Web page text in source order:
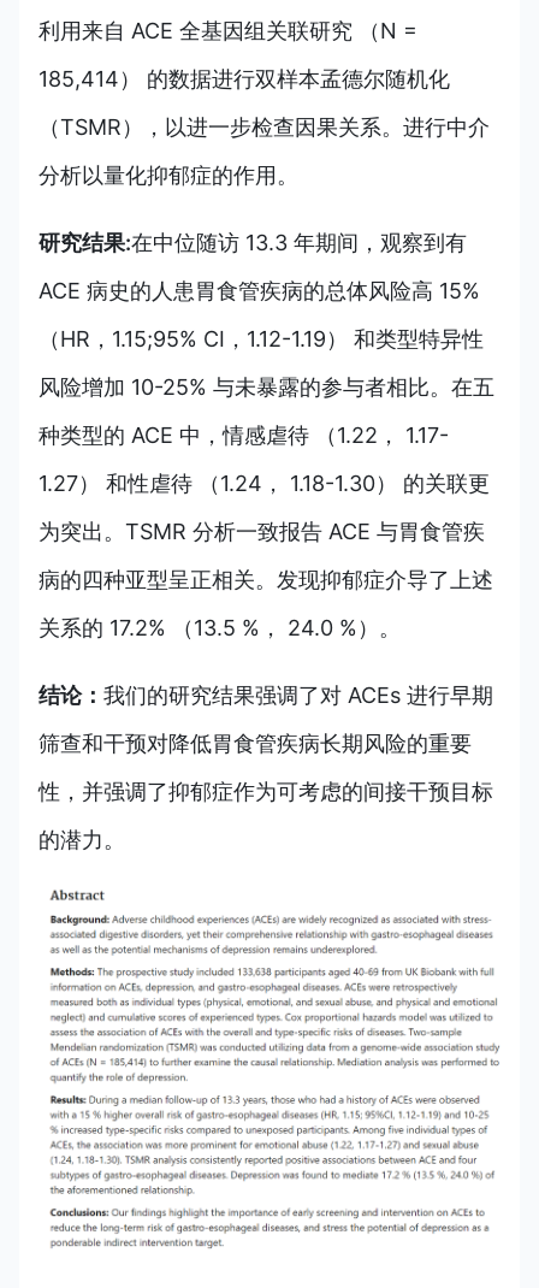
利用来自 ACE 全基因组关联研究 （N =
185,414） 的数据进行双样本孟德尔随机化
（TSMR），以进一步检查因果关系。进行中介
分析以量化抑郁症的作用。
研究结果:在中位随访 13.3 年期间，观察到有
ACE 病史的人患胃食管疾病的总体风险高 15%
（HR，1.15;95% CI，1.12-1.19） 和类型特异性
风险增加 10-25% 与未暴露的参与者相比。在五
种类型的 ACE 中，情感虐待 （1.22， 1.17-
1.27） 和性虐待 （1.24， 1.18-1.30） 的关联更
为突出。TSMR 分析一致报告 ACE 与胃食管疾
病的四种亚型呈正相关。发现抑郁症介导了上述
关系的 17.2% （13.5 %， 24.0 %）。
结论： 我们的研究结果强调了对 ACEs 进行早期
筛查和干预对降低胃食管疾病长期风险的重要
性，并强调了抑郁症作为可考虑的间接干预目标
的潜力。